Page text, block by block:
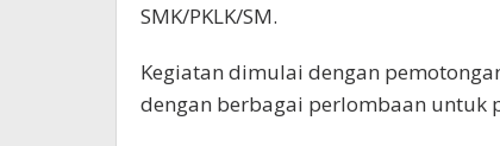
SMK/PKLK/SM.
Kegiatan dimulai dengan
dengan berbagai perlombaan untuk